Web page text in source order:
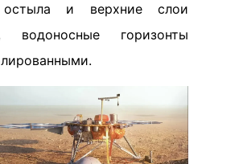
остыла и верхние слои
водоносные горизонты